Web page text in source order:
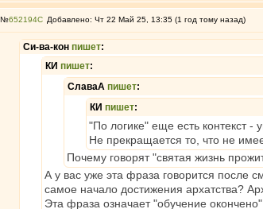
№652194 Добавлено: Чт 22 Май 25, 13:35 (1 год тому назад)
Си-ва-кон пишет:
КИ пишет:
СлаваА пишет:
КИ пишет:
"По логике" еще есть контекст -
Не прекращается то, что не
Почему говорят "святая жизнь
А у вас уже эта фраза говорится после
самое начало достижения архатства?
Эта фраза означает "обучение